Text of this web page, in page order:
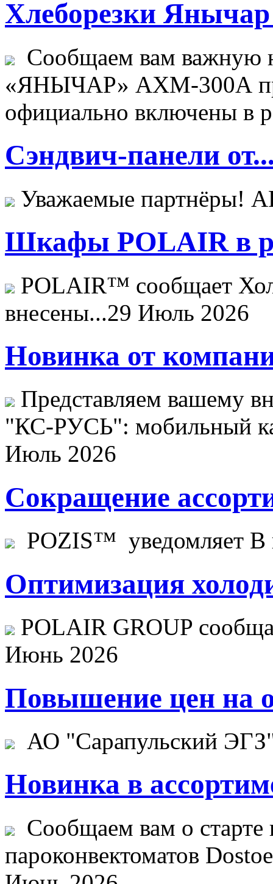
Хлеборезки Янычар
Сообщаем вам важную
«ЯНЫЧАР» АХМ-300А
официально включены в
Сэндвич-панели
Уважаемые
Шкафы POLAIR в
POLAIR™ сообщает
внесены...29 Июль 2026
Новинка от
Представляем вашему
"КС-РУСЬ": мобильный
Июль 2026
Сокращение
POZIS™ уведомляет В
Оптимизация
POLAIR GROUP
Июнь 2026
Повышение цен на
АО "Сарапульский
Новинка в
Сообщаем вам о старте
пароконвектоматов